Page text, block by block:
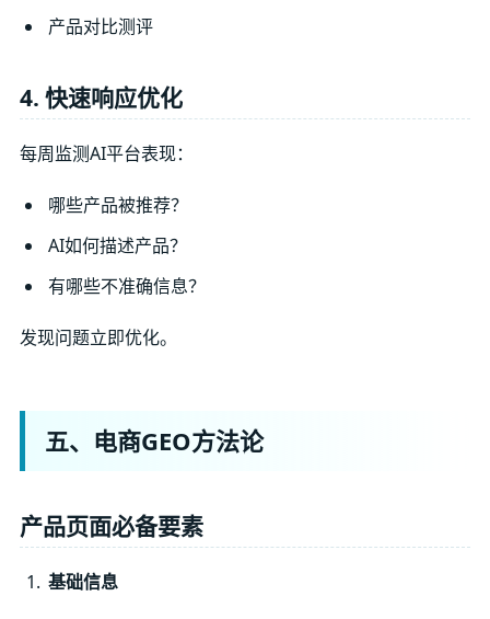
产品对比测评
4. 快速响应优化
每周监测AI平台表现：
哪些产品被推荐？
AI如何描述产品？
有哪些不准确信息？
发现问题立即优化。
五、电商GEO方法论
产品页面必备要素
基础信息